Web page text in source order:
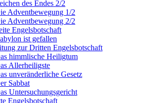
des Endes 2/2
Adventbewegung 1/2
Adventbewegung 2/2
Engelsbotschaft
ist gefallen
zur Dritten Engelsbotschaft
himmlische Heiligtum
Allerheiligste
unveränderliche Gesetz
Sabbat
Untersuchungsgericht
Engelsbotschaft